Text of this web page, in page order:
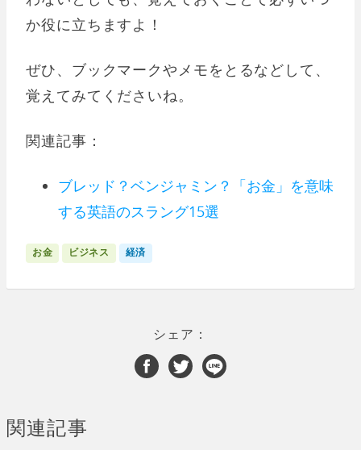
か役に立ちますよ！
ぜひ、ブックマークやメモをとるなどして、
覚えてみてくださいね。
関連記事：
ブレッド？ベンジャミン？「お金」を意味
する英語のスラング15選
お金 ビジネス 経済
シェア：
関連記事